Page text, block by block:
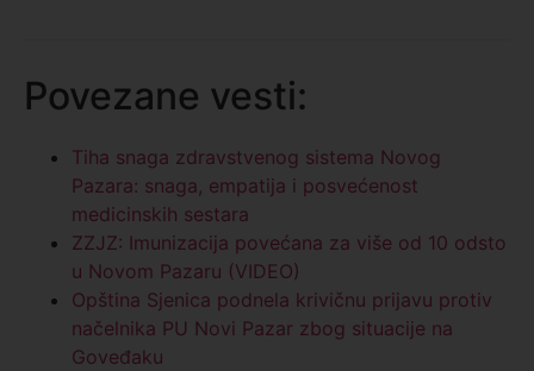
Povezane vesti:
Tiha snaga zdravstvenog sistema Novog
Pazara: snaga, empatija i posvećenost
medicinskih sestara
ZZJZ: Imunizacija povećana za više od 10 odsto
u Novom Pazaru (VIDEO)
Opština Sjenica podnela krivičnu prijavu protiv
načelnika PU Novi Pazar zbog situacije na
Goveđaku